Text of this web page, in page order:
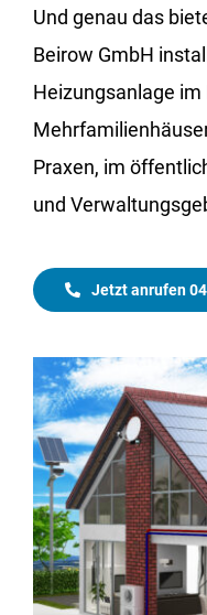
Und genau das
Beirow GmbH
Heizungsanlage im
Praxen, im
und
Jetzt anrufen